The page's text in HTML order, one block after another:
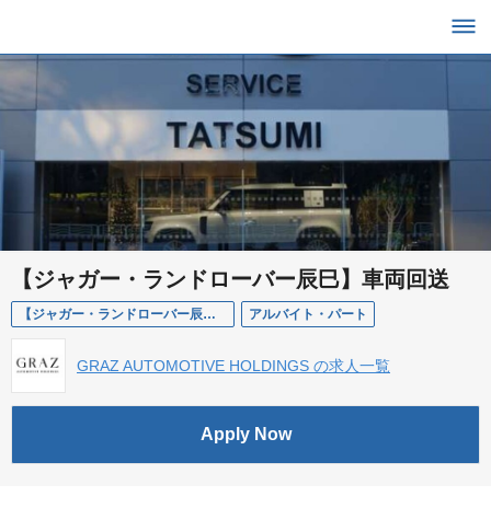
【ジャガー・ランドローバー辰巳】車両回送
【ジャガー・ランドローバー辰巳】車両回送 アルバイト・パート
GRAZ AUTOMOTIVE HOLDINGS の求人一覧
Apply Now